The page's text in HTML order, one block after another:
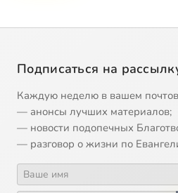
Подписаться на
Каждую неделю в вашем
— анонсы лучших материалов;
— новости подопечных
— разговор о жизни по